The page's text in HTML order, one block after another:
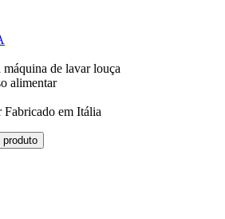
máquina de lavar louça
alimentar
Fabricado em Itália